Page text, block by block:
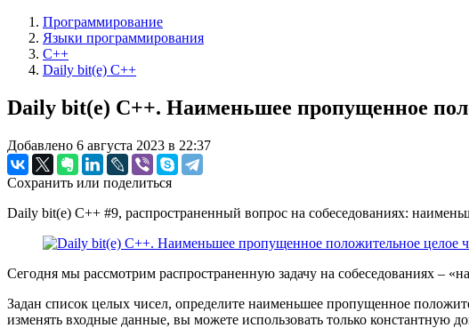
Программирование
Языки программирования
C++
Daily bit(e) C++
Daily bit(e) C++. Наименьшее пропущенное
Добавлено 6 августа 2023 в 22:37
Сохранить или поделиться
Daily bit(e) C++ #9, распространенный вопрос на собеседованиях:
Сегодня мы рассмотрим распространенную задачу на собеседованиях –
Задан список целых чисел, определите наименьшее пропущенное
изменять входные данные, вы можете использовать только константную